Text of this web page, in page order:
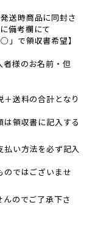
送時商品に同封さ
備考欄にて
で領収書希望】
様のお名前・但
送料の合計となり
領収書に記入する
払い方法を必ず記入
のではございませ
のでご了承下さ